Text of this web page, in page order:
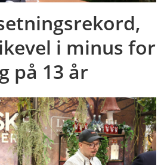
i minus for
på 13 år